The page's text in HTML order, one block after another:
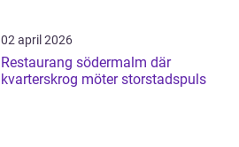
02 april 2026
Restaurang södermalm där
kvarterskrog möter storstadspuls